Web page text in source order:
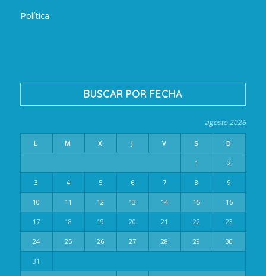
Política
BUSCAR POR FECHA
agosto 2026
L M X J V S D
1 2
3 4 5 6 7 8 9
10 11 12 13 14 15 16
17 18 19 20 21 22 23
24 25 26 27 28 29 30
31